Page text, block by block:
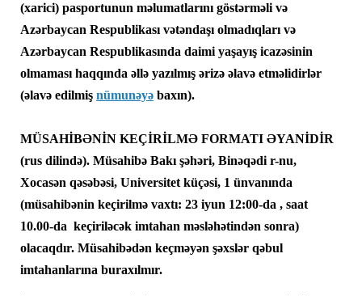
(xarici) pasportunun məlumatlarını göstərməli və
Azərbaycan Respublikası vətəndaşı olmadıqları və
Azərbaycan Respublikasında daimi yaşayış icazəsinin
olmaması haqqında əllə yazılmış ərizə əlavə etməlidirlər
(əlavə edilmiş nümunəyə baxın).
MÜSAHİBƏNİN KEÇİRİLMƏ FORMATI ƏYANİDİR
(rus dilində). Müsahibə Bakı şəhəri, Binəqədi r-nu,
Xocasən qəsəbəsi, Universitet küçəsi, 1 ünvanında
(müsahibənin keçirilmə vaxtı: 23 iyun 12:00-da , saat
10.00-da keçiriləcək imtahan məsləhətindən sonra)
olacaqdır. Müsahibədən keçməyən şəxslər qəbul
imtahanlarına buraxılmır.